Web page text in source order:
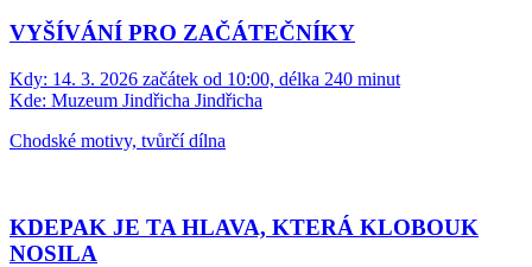
VYŠÍVÁNÍ PRO ZAČÁTEČNÍKY
Kdy: 14. 3. 2026 začátek od 10:00, délka 240 minut
Kde: Muzeum Jindřicha Jindřicha
Chodské motivy, tvůrčí dílna
KDEPAK JE TA HLAVA, KTERÁ KLOBOUK
NOSILA